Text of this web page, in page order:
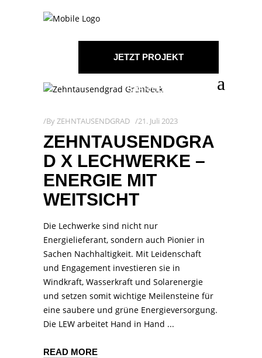
JETZT PROJEKT
STARTEN!
ByZEHNTAUSENDGRAD 21. Juli 2023
ZEHNTAUSENDGRA
D X LECHWERKE –
ENERGIE MIT
WEITSICHT
Die Lechwerke sind nicht nur
Energielieferant, sondern auch Pionier in
Sachen Nachhaltigkeit. Mit Leidenschaft
und Engagement investieren sie in
Windkraft, Wasserkraft und Solarenergie
und setzen somit wichtige Meilensteine für
eine saubere und grüne Energieversorgung.
Die LEW arbeitet Hand in Hand
READ MORE